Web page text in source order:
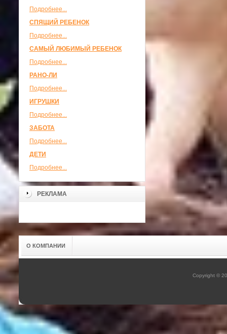
Подробнее...
СПЯЩИЙ РЕБЕНОК
Подробнее...
САМЫЙ ЛЮБИМЫЙ РЕБЕНОК
Подробнее...
РАНО-ЛИ
Подробнее...
ИГРУШКИ
Подробнее...
ЗАБОТА
Подробнее...
ДЕТИ
Подробнее...
РЕКЛАМА
О КОМПАНИИ
Copyright ©